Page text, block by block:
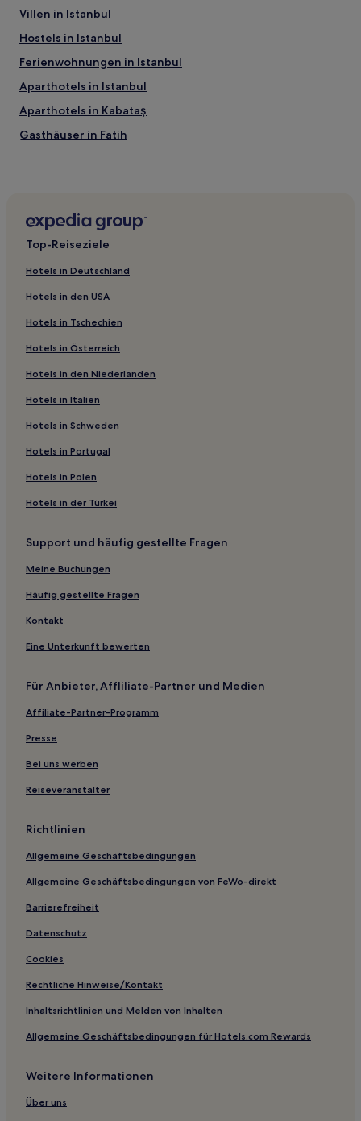
Villen in Istanbul
Hostels in Istanbul
Ferienwohnungen in Istanbul
Aparthotels in Istanbul
Aparthotels in Kabataş
Gasthäuser in Fatih
Hostels in Cankurtaran
Ferienwohnungen in Abdi İpekçi Straße
Ferienwohnungen in Bağdat Caddesi
Familien in Balıkesir
Haustierfreundliche in Prinzeninseln
Familien in Prinzeninseln
Business in Moda
Hotels mit Parkplatz in Moda
Hotels mit inbegriffenem Frühstück in Moda
Business in Sütlüce
Business in Gayrettepe
Hotels mit Parkplatz in Gayrettepe
Familien in Fulya
Familien in Şehit Muhtar
Hotels mit Küchenzeile in Şehit Muhtar
Hotels mit inbegriffenem Frühstück in Şehit Muhtar
Hotels mit inbegriffenem Frühstück nahe Abdi İpekçi
Hotels mit Parkplatz in Kartal
Haustierfreundliche in Istanbul
Familien in Istanbul
Haustierfreundliche in Cağaloğlu
Hotels mit Wellnessbereich in Cağaloğlu
Top-Reiseziele
Hotels in Deutschland
Hotels in den USA
Hotels in Tschechien
Hotels in Österreich
Hotels in den Niederlanden
Hotels in Italien
Hotels in Schweden
Hotels in Portugal
Hotels in Polen
Hotels in der Türkei
Support und häufig gestellte Fragen
Meine Buchungen
Häufig gestellte Fragen
Kontakt
Eine Unterkunft bewerten
Für Anbieter, Affliliate-Partner und Medien
Affiliate-Partner-Programm
Presse
Bei uns werben
Reiseveranstalter
Richtlinien
Allgemeine Geschäftsbedingungen
Allgemeine Geschäftsbedingungen von FeWo-direkt
Barrierefreiheit
Datenschutz
Cookies
Rechtliche Hinweise/Kontakt
Inhaltsrichtlinien und Melden von Inhalten
Allgemeine Geschäftsbedingungen für Hotels.com Rewards
Weitere Informationen
Über uns